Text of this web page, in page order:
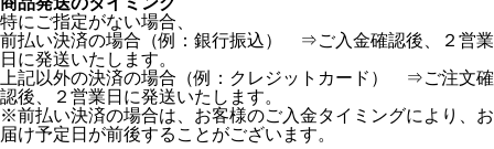
特にご指定がない場合、
前払い決済の場合（例：銀行振込） ⇒ご入金確認後、２営業
日に発送いたします。
上記以外の決済の場合（例：クレジットカード） ⇒ご注文確
認後、２営業日に発送いたします。
※前払い決済の場合は、お客様のご入金タイミングにより、お
届け予定日が前後することがございます。